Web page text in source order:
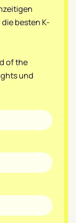
besten K-
of the
und